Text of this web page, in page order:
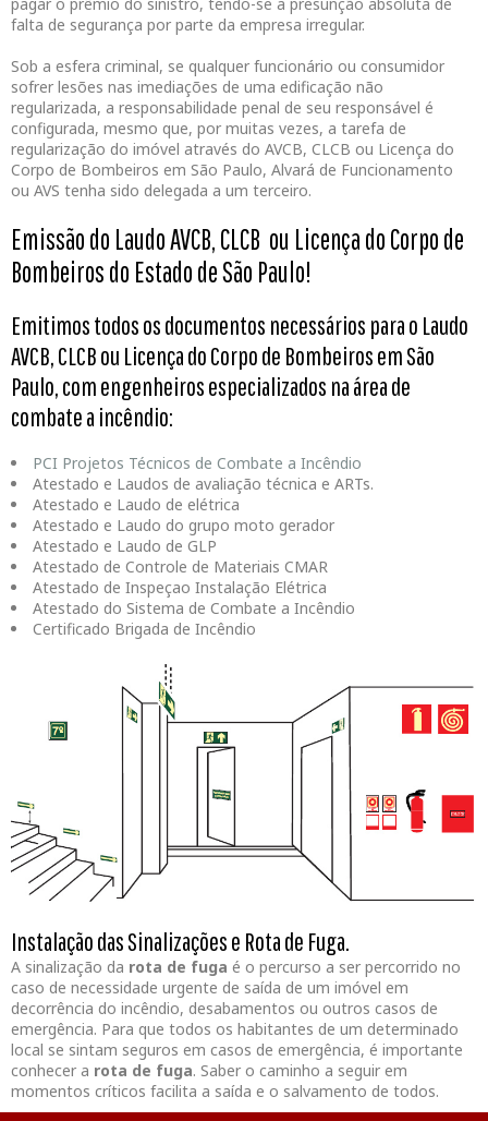
pagar o prêmio do sinistro, tendo-se a presunção absoluta de
falta de segurança por parte da empresa irregular.
Sob a esfera criminal, se qualquer funcionário ou consumidor
sofrer lesões nas imediações de uma edificação não
regularizada, a responsabilidade penal de seu responsável é
configurada, mesmo que, por muitas vezes, a tarefa de
regularização do imóvel através do AVCB, CLCB ou Licença do
Corpo de Bombeiros em São Paulo, Alvará de Funcionamento
ou AVS tenha sido delegada a um terceiro.
Emissão do Laudo AVCB, CLCB ou Licença do Corpo de
Bombeiros do Estado de São Paulo!
Emitimos todos os documentos necessários para o Laudo
AVCB, CLCB ou Licença do Corpo de Bombeiros em São
Paulo, com engenheiros especializados na área de
combate a incêndio:
PCI Projetos Técnicos de Combate a Incêndio
Atestado e Laudos de avaliação técnica e ARTs.
Atestado e Laudo de elétrica
Atestado e Laudo do grupo moto gerador
Atestado e Laudo de GLP
Atestado de Controle de Materiais CMAR
Atestado de Inspeçao Instalação Elétrica
Atestado do Sistema de Combate a Incêndio
Certificado Brigada de Incêndio
Instalação das Sinalizações e Rota de Fuga.
A sinalização da rota de fuga é o percurso a ser percorrido no
caso de necessidade urgente de saída de um imóvel em
decorrência do incêndio, desabamentos ou outros casos de
emergência. Para que todos os habitantes de um determinado
local se sintam seguros em casos de emergência, é importante
conhecer a rota de fuga. Saber o caminho a seguir em
momentos críticos facilita a saída e o salvamento de todos.